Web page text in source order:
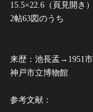
15.5×22.6（頁見開き）
2帖63図のうち
来歴：池長孟→1951
神戸市立博物館
参考文献：